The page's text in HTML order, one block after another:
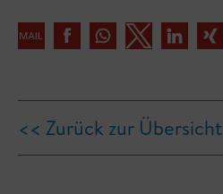
<< Zurück zur Übersicht